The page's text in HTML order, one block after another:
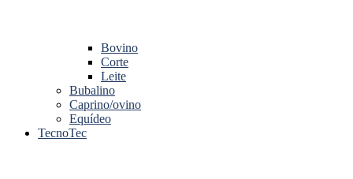
Bovino
Corte
Leite
Bubalino
Caprino/ovino
Equídeo
TecnoTec